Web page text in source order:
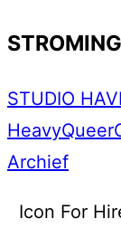
STUDIO
HeavyQueer
Archief
Icon For